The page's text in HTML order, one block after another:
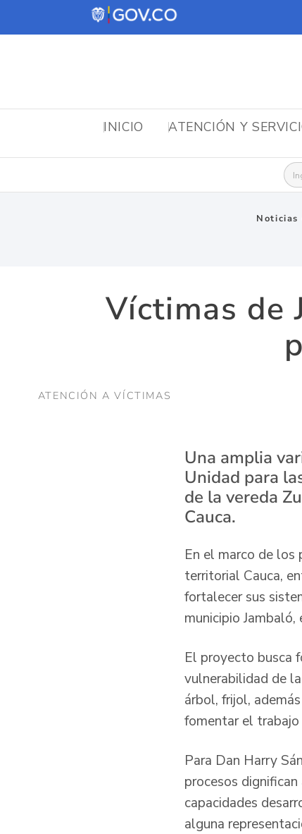
INICIO ATENCIÓN Y
Noticias
Víctimas de
ATENCIÓN A VÍCTIMAS
Una amplia
Unidad para
de la vereda
Cauca.
En el marco de
territorial Cauca,
fortalecer sus
municipio Jambaló,
El proyecto busca
vulnerabilidad de
árbol, frijol,
fomentar el
Para Dan Harry
procesos
capacidades
alguna